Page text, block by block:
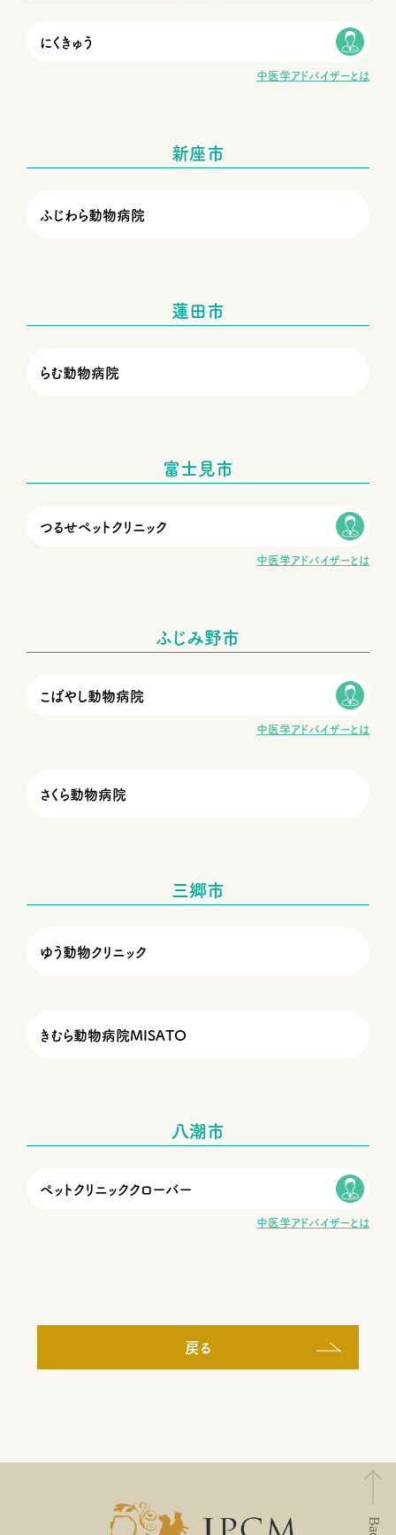
にくきゅう
中医学アドバイザーとは
新座市
ふじわら動物病院
蓮田市
らむ動物病院
富士見市
つるせペットクリニック
中医学アドバイザーとは
ふじみ野市
こばやし動物病院
中医学アドバイザーとは
さくら動物病院
三郷市
ゆう動物クリニック
きむら動物病院MISATO
八潮市
ペットクリニッククローバー
中医学アドバイザーとは
戻る